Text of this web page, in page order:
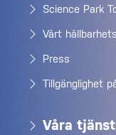
Science Park
Vårt
Press
Tillgänglighet
Våra